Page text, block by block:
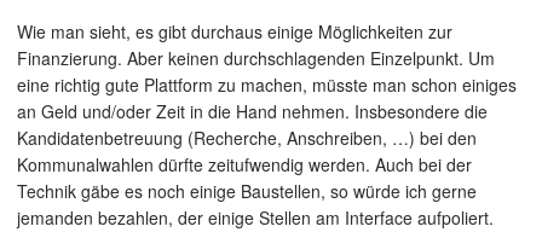
Wie man sieht, es gibt durchaus einige Möglichkeiten zur
Finanzierung. Aber keinen durchschlagenden Einzelpunkt. Um
eine richtig gute Plattform zu machen, müsste man schon einiges
an Geld und/oder Zeit in die Hand nehmen. Insbesondere die
Kandidatenbetreuung (Recherche, Anschreiben, …) bei den
Kommunalwahlen dürfte zeitufwendig werden. Auch bei der
Technik gäbe es noch einige Baustellen, so würde ich gerne
jemanden bezahlen, der einige Stellen am Interface aufpoliert.